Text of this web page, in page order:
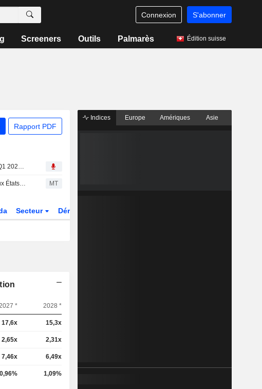
Connexion S'abonner
Screeners Outils Palmarès Édition suisse
Rapport PDF
Transcript : ICICI Bank Limited, Q1 2027 Earnings Call, Jul 18, 2026
Les actions asiatiques cotées aux États-Unis sous forme d'ADR progressent vendredi et terminent la semaine en hausse de 2 % MT
Secteur Dérivés
* 2028 *
17,6x 15,3x
2,65x 2,31x
7,46x 6,49x
0,96% 1,09%
Indices Europe Amériques Asie